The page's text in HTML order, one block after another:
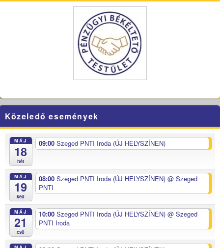
Közeledő események
MÁJ
18
hét
09:00 Szeged PNTI Iroda (ÚJ HELYSZÍNEN)
MÁJ
19
ked
08:00 Szeged PNTI Iroda (ÚJ HELYSZÍNEN) @ Szeged
PNTI
MÁJ
21
csü
10:00 Szeged PNTI Iroda (ÚJ HELYSZÍNEN) @ Szeged
PNTI Iroda